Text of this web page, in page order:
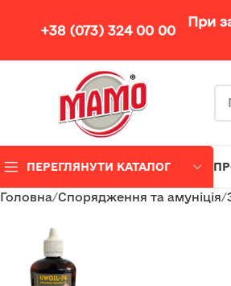
+38 (073) 324 00 00
При
ПЕРЕГЛЯНУТИ КАТАЛОГ
Головна Спорядження та амуніція